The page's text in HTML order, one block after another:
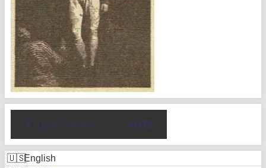
X（ツイッター） NOTE
English